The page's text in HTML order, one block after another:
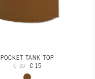
POCKET TANK TOP
€ 30 € 15